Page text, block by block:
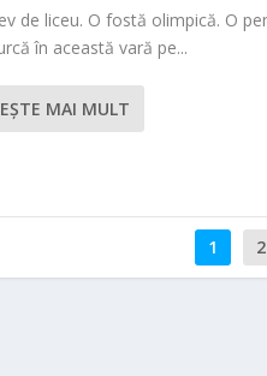
de liceu. O fostă olimpică. O
în această vară pe...
MAI MULT
1 2